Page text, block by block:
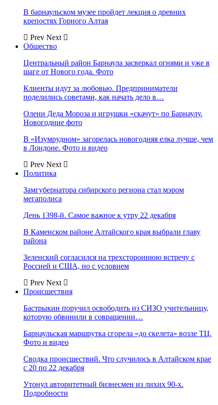
В барнаульском музее пройдет лекция о древних
крепостях Горного Алтая
Prev Next
Общество
Центральный район Барнаула засверкал огнями и уже в
шаге от Нового года. Фото
Клиенты идут за любовью. Предприниматели
поделились советами, как начать дело в…
Олени Деда Мороза и игрушки «скачут» по Барнаулу.
Новогодние фото
В «Изумрудном» загорелась новогодняя елка лучше, чем
в Лондоне. Фото и видео
Prev Next
Политика
Замгубернатора сибирского региона стал мэром
мегаполиса
День 1398-й. Самое важное к утру 22 декабря
В Каменском районе Алтайского края выбрали главу
района
Зеленский согласился на трехстороннюю встречу с
Россией и США, но с условием
Prev Next
Происшествия
Бастрыкин поручил освободить из СИЗО учительницу,
которую обвинили в совращении…
Барнаульская маршрутка сгорела «до скелета» возле ТЦ.
Фото и видео
Сводка происшествий. Что случилось в Алтайском крае
с 20 по 22 декабря
Утонул авторитетный бизнесмен из лихих 90-х.
Подробности